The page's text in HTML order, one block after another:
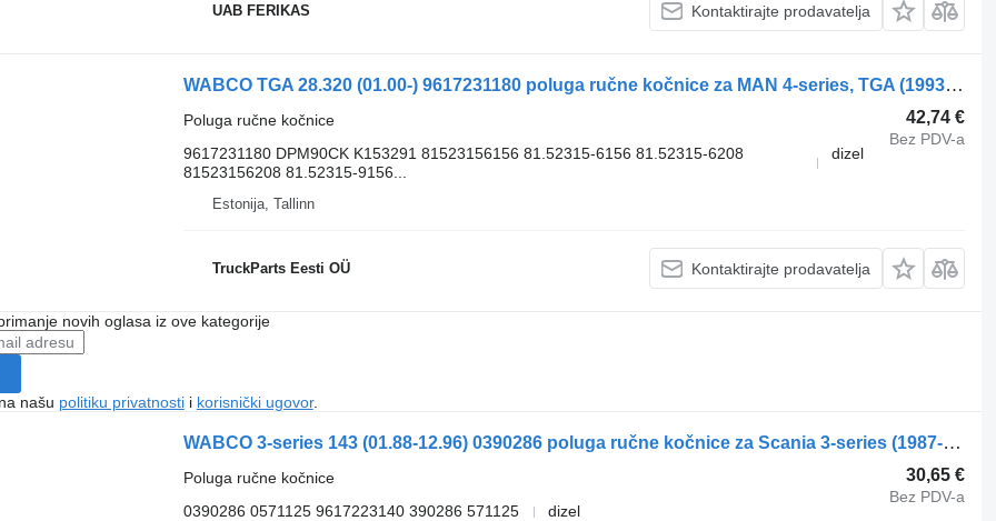
UAB FERIKAS Kontaktirajte prodavatelja
WABCO TGA 28.320 (01.00-) 9617231180 poluga ručne kočnice za MAN 4-series, TGA (1993-2009) tegljača
42,74 €
Bez PDV-a
Poluga ručne kočnice
9617231180 DPM90CK K153291 81523156156 81.52315-6156 81.52315-6208
81523156208 81.52315-9156...
dizel
Estonija, Tallinn
TruckParts Eesti OÜ Kontaktirajte prodavatelja
novih oglasa iz ove kategorije
našu politiku privatnostii korisnički ugovor.
WABCO 3-series 143 (01.88-12.96) 0390286 poluga ručne kočnice za Scania 3-series (1987-1998) tegljača
30,65 €
Bez PDV-a
Poluga ručne kočnice
0390286 0571125 9617223140 390286 571125
dizel